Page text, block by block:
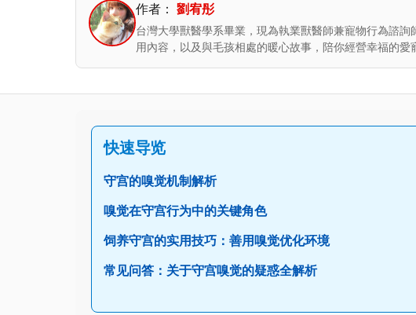
作者： 劉宥彤
台灣大學獸醫學系畢業，現為執業獸醫師兼寵物行為諮
用內容，以及與毛孩相處的暖心故事，陪你經營幸福的愛
快速导览
守宫的嗅觉机制解析
嗅觉在守宫行为中的关键角色
饲养守宫的实用技巧：善用嗅觉优化环境
常见问答：关于守宫嗅觉的疑惑全解析